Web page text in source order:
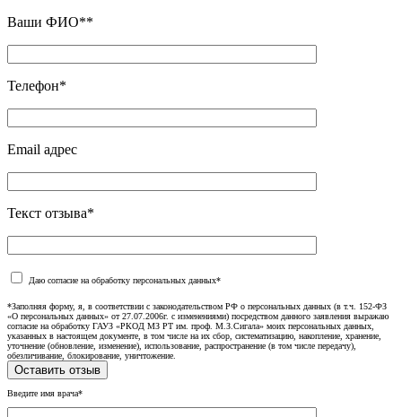
Ваши ФИО**
Телефон*
Email адрес
Текст отзыва*
Даю согласие на обработку персональных данных*
*Заполняя форму, я, в соответствии с законодательством РФ о персональных данных (в т.ч. 152-ФЗ
«О персональных данных» от 27.07.2006г. с изменениями) посредством данного заявления выражаю
согласие на обработку ГАУЗ «РКОД МЗ РТ им. проф. М.З.Сигала» моих персональных данных,
указанных в настоящем документе, в том числе на их сбор, систематизацию, накопление, хранение,
уточнение (обновление, изменение), использование, распространение (в том числе передачу),
обезличивание, блокирование, уничтожение.
Введите имя врача*